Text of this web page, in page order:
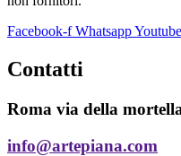
Facebook-f WhatsappYoutube
Contatti
Roma via della
info@artepiana.com